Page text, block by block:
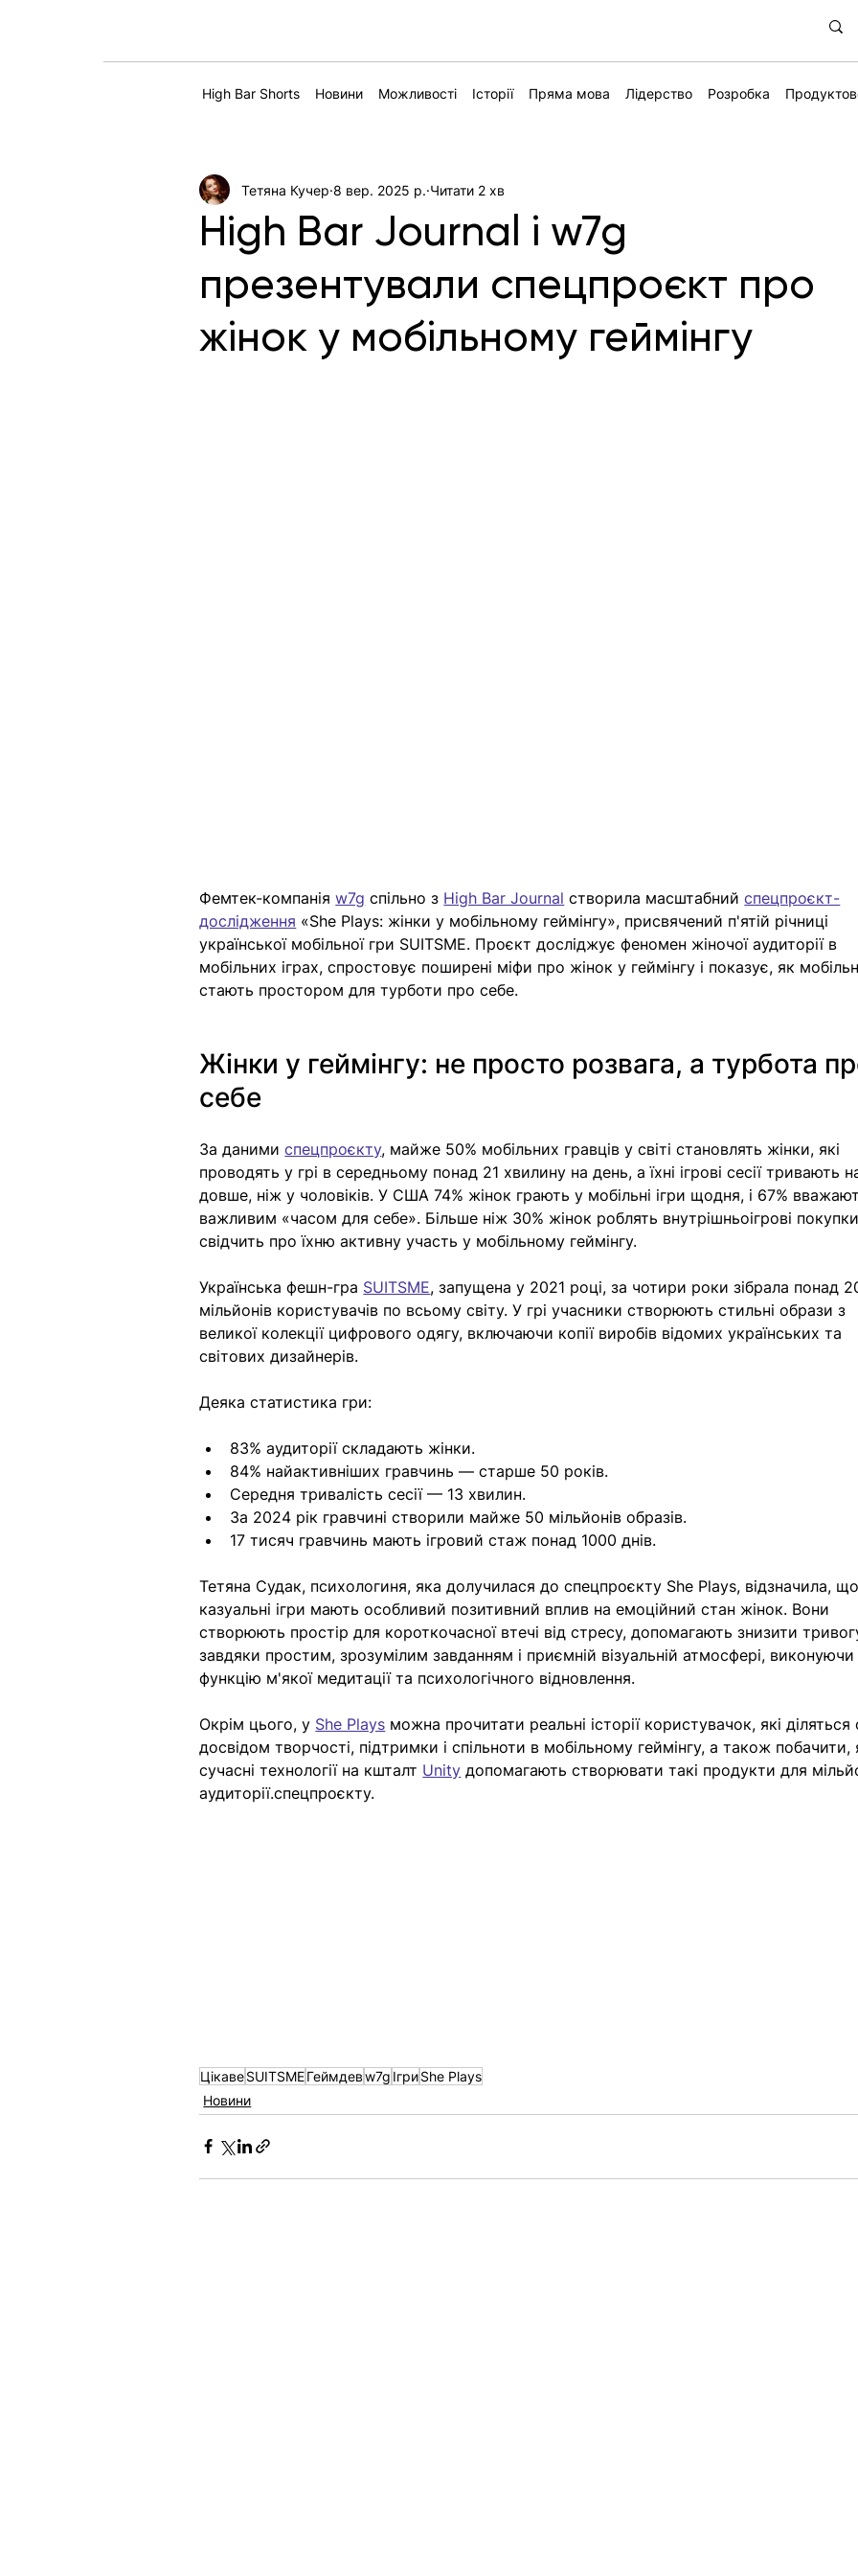
High Bar Shorts Новини Можливості Історії Пряма мова Лідерство Розробка
High Bar Journal і w7g
презентували спецпроєкт про
жінок у мобільному геймінгу
Тетяна Кучер 8 вер. 2025 р. Читати 2 хв
Фемтек-компанія w7g спільно з High Bar Journal створила масштабний спецпроєкт-
дослідження «She Plays: жінки у мобільному геймінгу», присвячений п'ятій річниці
української мобільної гри SUITSME. Проєкт досліджує феномен жіночої аудиторії в
мобільних іграх, спростовує поширені міфи про жінок у геймінгу і показує, як
стають простором для турботи про себе.
Жінки у геймінгу: не просто розвага, а турбота
себе
За даними спецпроєкту, майже 50% мобільних гравців у світі становлять жінки, які
проводять у грі в середньому понад 21 хвилину на день, а їхні ігрові сесії тривають
довше, ніж у чоловіків. У США 74% жінок грають у мобільні ігри щодня, і 67%
важливим «часом для себе». Більше ніж 30% жінок роблять внутрішньоігрові
свідчить про їхню активну участь у мобільному геймінгу.
Українська фешн-гра SUITSME, запущена у 2021 році, за чотири роки зібрала понад
мільйонів користувачів по всьому світу. У грі учасники створюють стильні образи з
великої колекції цифрового одягу, включаючи копії виробів відомих українських та
світових дизайнерів.
Деяка статистика гри:
83% аудиторії складають жінки.
84% найактивніших гравчинь — старше 50 років.
Середня тривалість сесії — 13 хвилин.
За 2024 рік гравчині створили майже 50 мільйонів образів.
17 тисяч гравчинь мають ігровий стаж понад 1000 днів.
Тетяна Судак, психологиня, яка долучилася до спецпроєкту She Plays, відзначила,
казуальні ігри мають особливий позитивний вплив на емоційний стан жінок. Вони
створюють простір для короткочасної втечі від стресу, допомагають знизити
завдяки простим, зрозумілим завданням і приємній візуальній атмосфері,
функцію м'якої медитації та психологічного відновлення.
Окрім цього, у She Plays можна прочитати реальні історії користувачок, які
досвідом творчості, підтримки і спільноти в мобільному геймінгу, а також
сучасні технології на кшталт Unity допомагають створювати такі продукти для
аудиторії.спецпроєкту.
ЦікавеSUITSMEГеймдевw7g ІгриShe Plays
Новини